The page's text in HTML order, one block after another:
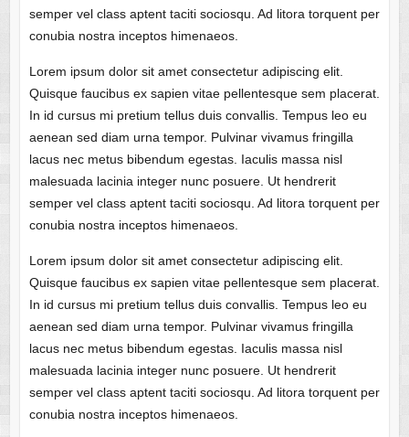
semper vel class aptent taciti sociosqu. Ad litora torquent per
conubia nostra inceptos himenaeos.
Lorem ipsum dolor sit amet consectetur adipiscing elit.
Quisque faucibus ex sapien vitae pellentesque sem placerat.
In id cursus mi pretium tellus duis convallis. Tempus leo eu
aenean sed diam urna tempor. Pulvinar vivamus fringilla
lacus nec metus bibendum egestas. Iaculis massa nisl
malesuada lacinia integer nunc posuere. Ut hendrerit
semper vel class aptent taciti sociosqu. Ad litora torquent per
conubia nostra inceptos himenaeos.
Lorem ipsum dolor sit amet consectetur adipiscing elit.
Quisque faucibus ex sapien vitae pellentesque sem placerat.
In id cursus mi pretium tellus duis convallis. Tempus leo eu
aenean sed diam urna tempor. Pulvinar vivamus fringilla
lacus nec metus bibendum egestas. Iaculis massa nisl
malesuada lacinia integer nunc posuere. Ut hendrerit
semper vel class aptent taciti sociosqu. Ad litora torquent per
conubia nostra inceptos himenaeos.